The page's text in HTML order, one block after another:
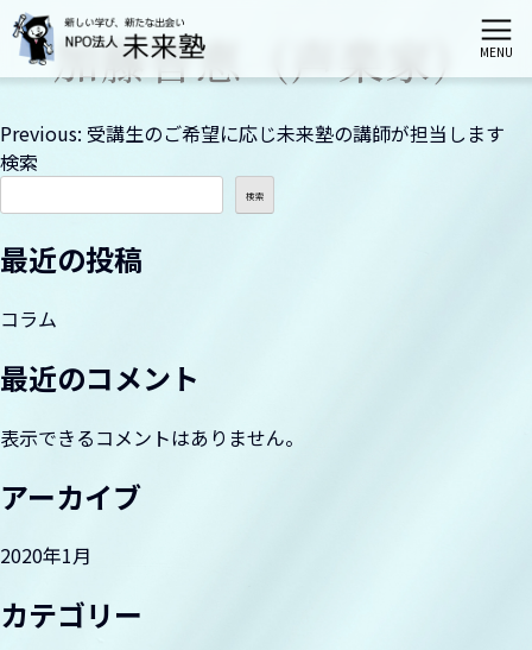
栄区会場講座
伝統文化親子教室（募集は締切られました）
夢旅・花慕情
MENU
加藤智恵（声楽家）
投
稿
ナ
ビ
ゲ
シ
ョ
ン
Previous: 受講生のご希望に応じ未来塾の講師が担当します
検索
検索
最近の投稿
コラム
最近のコメント
表示できるコメントはありません。
アーカイブ
2020年1月
カテゴリー